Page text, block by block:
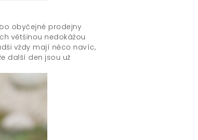
obyčejné prodejny
většinou nedokážou
vždy mají něco navíc,
další den jsou už